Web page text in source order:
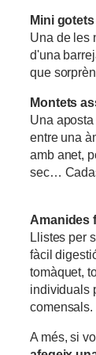
Mini
Una de les
d'una
que
Montets
Una
entre una
amb anet,
sec…
Amanides
Llistes per
fàcil
tomàquet,
individuals
comensals.
A més, si